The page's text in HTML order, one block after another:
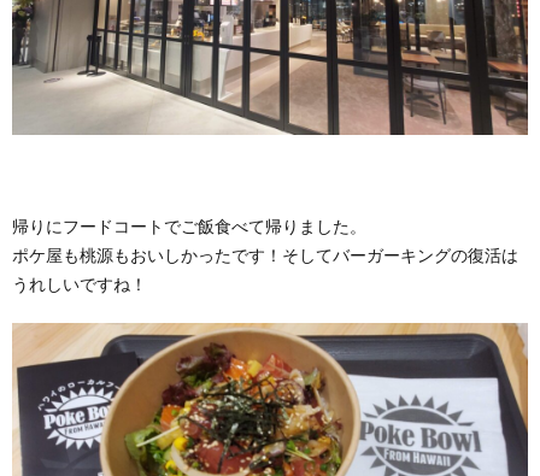
帰りにフードコートでご飯食べて帰りました。
ポケ屋も桃源もおいしかったです！そしてバーガーキングの復活は
うれしいですね！